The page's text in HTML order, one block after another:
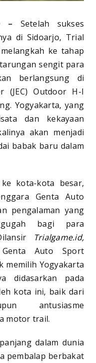
– Setelah sukses
di Sidoarjo, Trial
ke tahap
sengit para
berlangsung di
(JEC) Outdoor H-I
Yogyakarta, yang
dan kekayaan
akan menjadi
babak baru dalam
kota-kota besar,
Genta Auto
pengalaman yang
bagi para
Trialgame.id,
Auto Sport
memilih Yogyakarta
didasarkan pada
kota ini, baik dari
antusiasme
motor trail.
dalam dunia
pembalap berbakat